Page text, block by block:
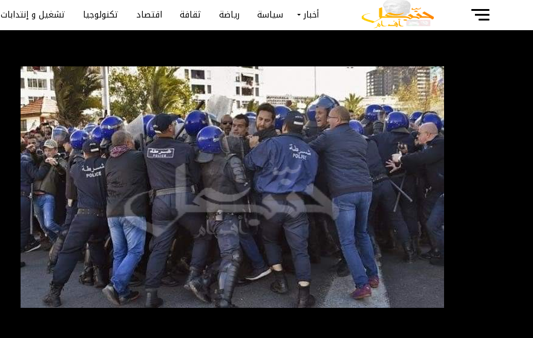
أخبار سياسة رياضة ثقافة اقتصاد تكنولوجيا تشغيل و إنتدابات